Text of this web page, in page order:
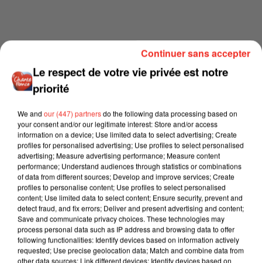
Le respect de votre vie privée est notre
priorité
We and our (447) partnersdo the following data processing based on
your consent and/or our legitimate interest: Store and/or access
information on a device; Use limited data to select advertising; Create
profiles for personalised advertising; Use profiles to select personalised
advertising; Measure advertising performance; Measure content
performance; Understand audiences through statistics or combinations
of data from different sources; Develop and improve services; Create
profiles to personalise content; Use profiles to select personalised
content; Use limited data to select content; Ensure security, prevent and
detect fraud, and fix errors; Deliver and present advertising and content;
Save and communicate privacy choices. These technologies may
process personal data such as IP address and browsing data to offer
following functionalities: Identify devices based on information actively
requested; Use precise geolocation data; Match and combine data from
other data sources; Link different devices; Identify devices based on
Continuer sans accepter